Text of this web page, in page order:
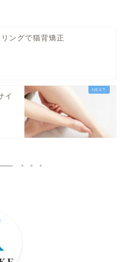
ングで猫背矯正
イ